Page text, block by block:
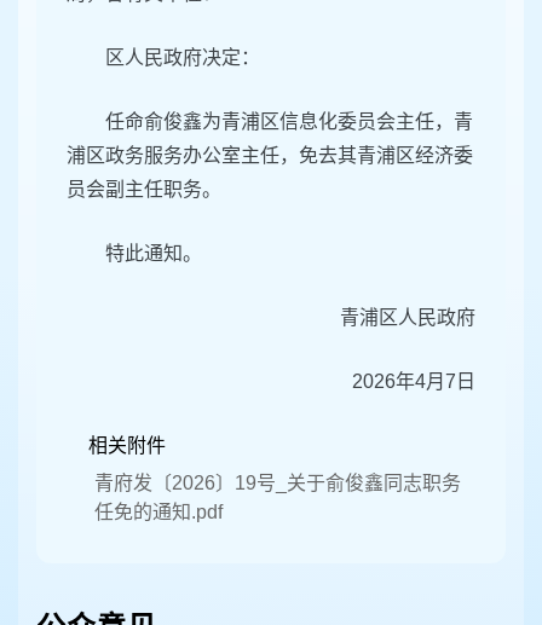
区人民政府决定：
任命俞俊鑫为青浦区信息化委员会主任，青
浦区政务服务办公室主任，免去其青浦区经济委
员会副主任职务。
特此通知。
青浦区人民政府
2026年4月7日
相关附件
青府发〔2026〕19号_关于俞俊鑫同志职务
任免的通知.pdf